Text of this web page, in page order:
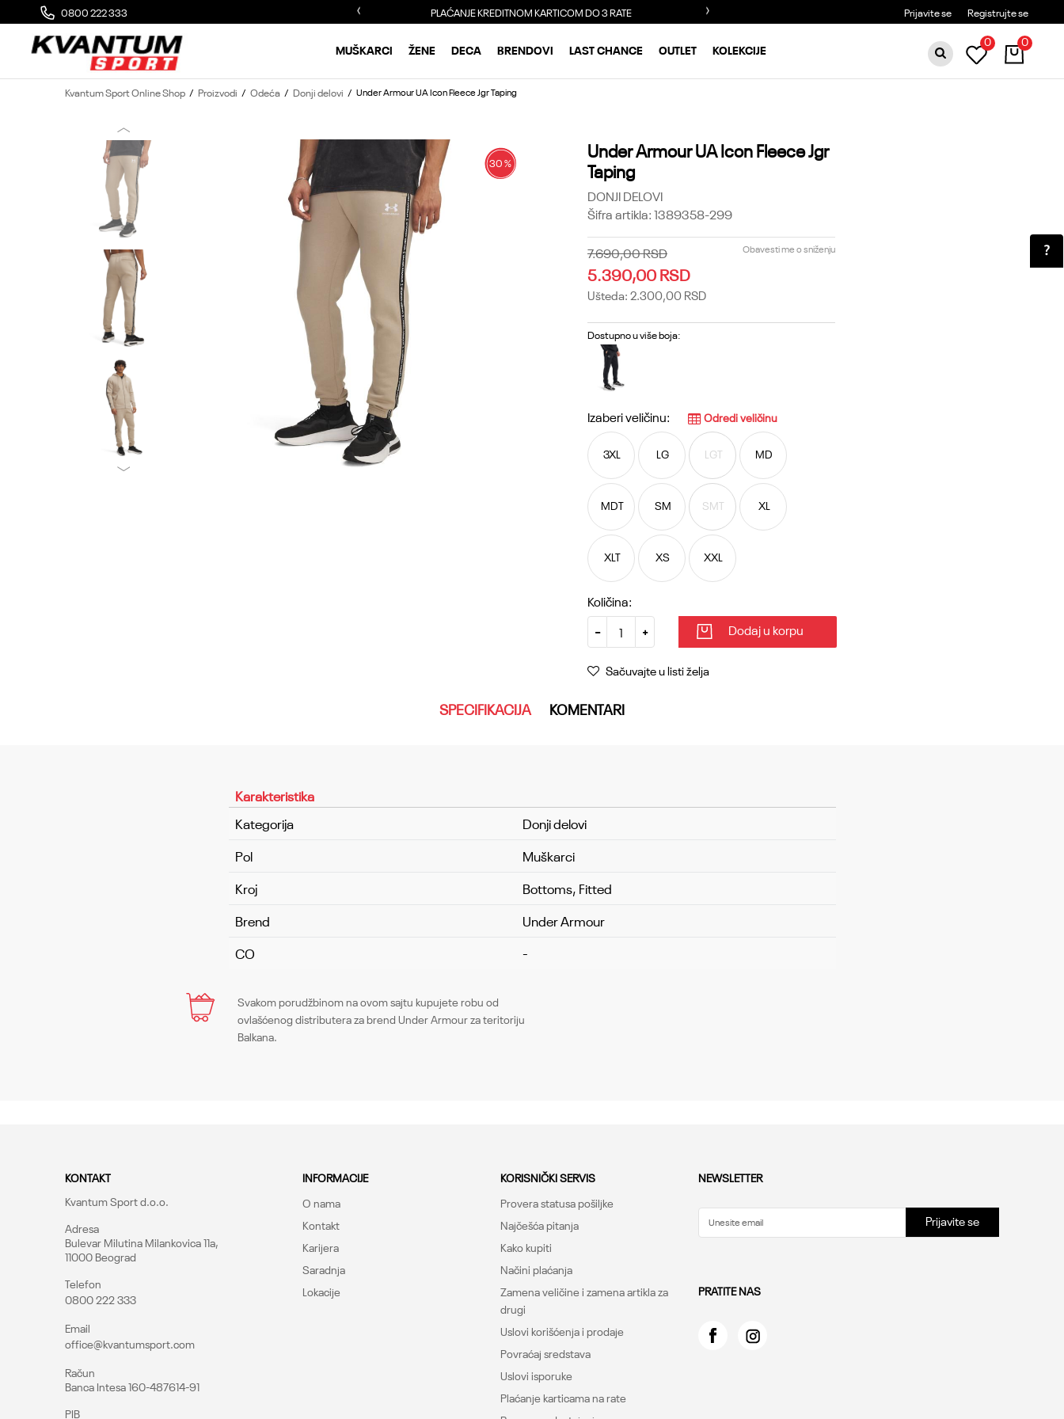
0800 222 333
MOGUĆA ZAMENA 14 DANA OD DOSTAVE PLAĆANJE KREDITNOM KARTICOM DO 3 RATE BESPLATNA DOSTAVA ZA PORUDŽBINE PREKO 6000RSD
Prijavite se Registrujte se
MUŠKARCI ŽENE DECA BRENDOVI LAST CHANCE OUTLET KOLEKCIJE 0
0
Kvantum Sport Online Shop Proizvodi Odeća Donji delovi Under Armour UA Icon Fleece Jgr Taping
30%
Under Armour UA Icon Fleece Jgr
Taping
DONJI DELOVI
Šifra artikla:1389358-299
7.690,00RSD
5.390,00RSD
Ušteda: 2.300,00 RSD
Obavesti me o sniženju
Dostupno u više boja:
Izaberi veličinu: Odredi veličinu
3XL LG LGT MD
MDT SM SMT XL
XLT XS XXL
Količina:
Dodaj u korpu
Sačuvajte u listi želja
SPECIFIKACIJA KOMENTARI
Karakteristika
Kategorija
Donji delovi
Pol
Muškarci
Kroj
Bottoms, Fitted
Brend
Under Armour
CO
-
Pošalji
Svakom porudžbinom na ovom sajtu kupujete robu od
ovlašćenog distributera za brend Under Armour za teritoriju
Balkana.
KONTAKT
Kvantum Sport d.o.o.
Adresa
Bulevar Milutina Milankovica 11a,
11000 Beograd
Telefon
0800 222 333
Email
office@kvantumsport.com
Račun
Banca Intesa 160-487614-91
PIB
INFORMACIJE
O nama
Kontakt
Karijera
Saradnja
Lokacije
KORISNIČKI SERVIS
Provera statusa pošiljke
Najčešća pitanja
Kako kupiti
Načini plaćanja
Zamena veličine i zamena artikla za
drugi
Uslovi korišćenja i prodaje
Povraćaj sredstava
Uslovi isporuke
Plaćanje karticama na rate
NEWSLETTER
Prijavite se
PRATITE NAS